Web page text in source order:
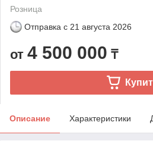
Розница
Отправка с 21 августа 2026
от 4 500 000 ₸
Описание Характеристики